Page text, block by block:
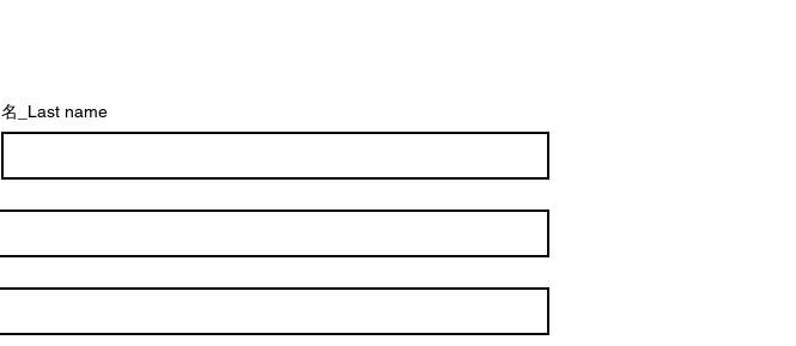
伝統と革新が織りなす一枚を、ぜひお手元に。
名_Last name